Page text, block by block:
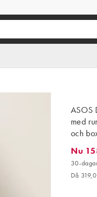
ASOS
med
och
Nu
Nu
30-
Då